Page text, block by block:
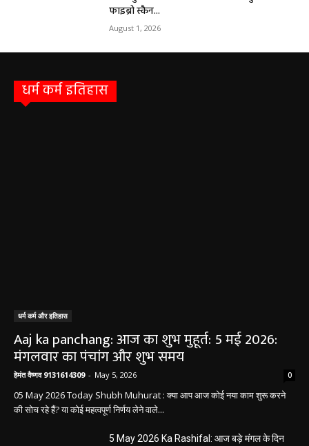
फाइब्रो स्कैन...
August 1, 2026
धर्म कर्म इतिहास
धर्म कर्म और इतिहास
Aaj ka panchang: आज का शुभ मुहूर्त: 5 मई 2026:
मंगलवार का पंचांग और शुभ समय
हेमंत वैष्णव 9131614309 - May 5, 2026 0
05 May 2026 Today Shubh Muhurat : क्या आप आज कोई नया काम शुरू करने
की सोच रहे हैं? या कोई महत्वपूर्ण निर्णय लेने वाले...
5 May 2026 Ka Rashifal: आज बड़े मंगल के दिन